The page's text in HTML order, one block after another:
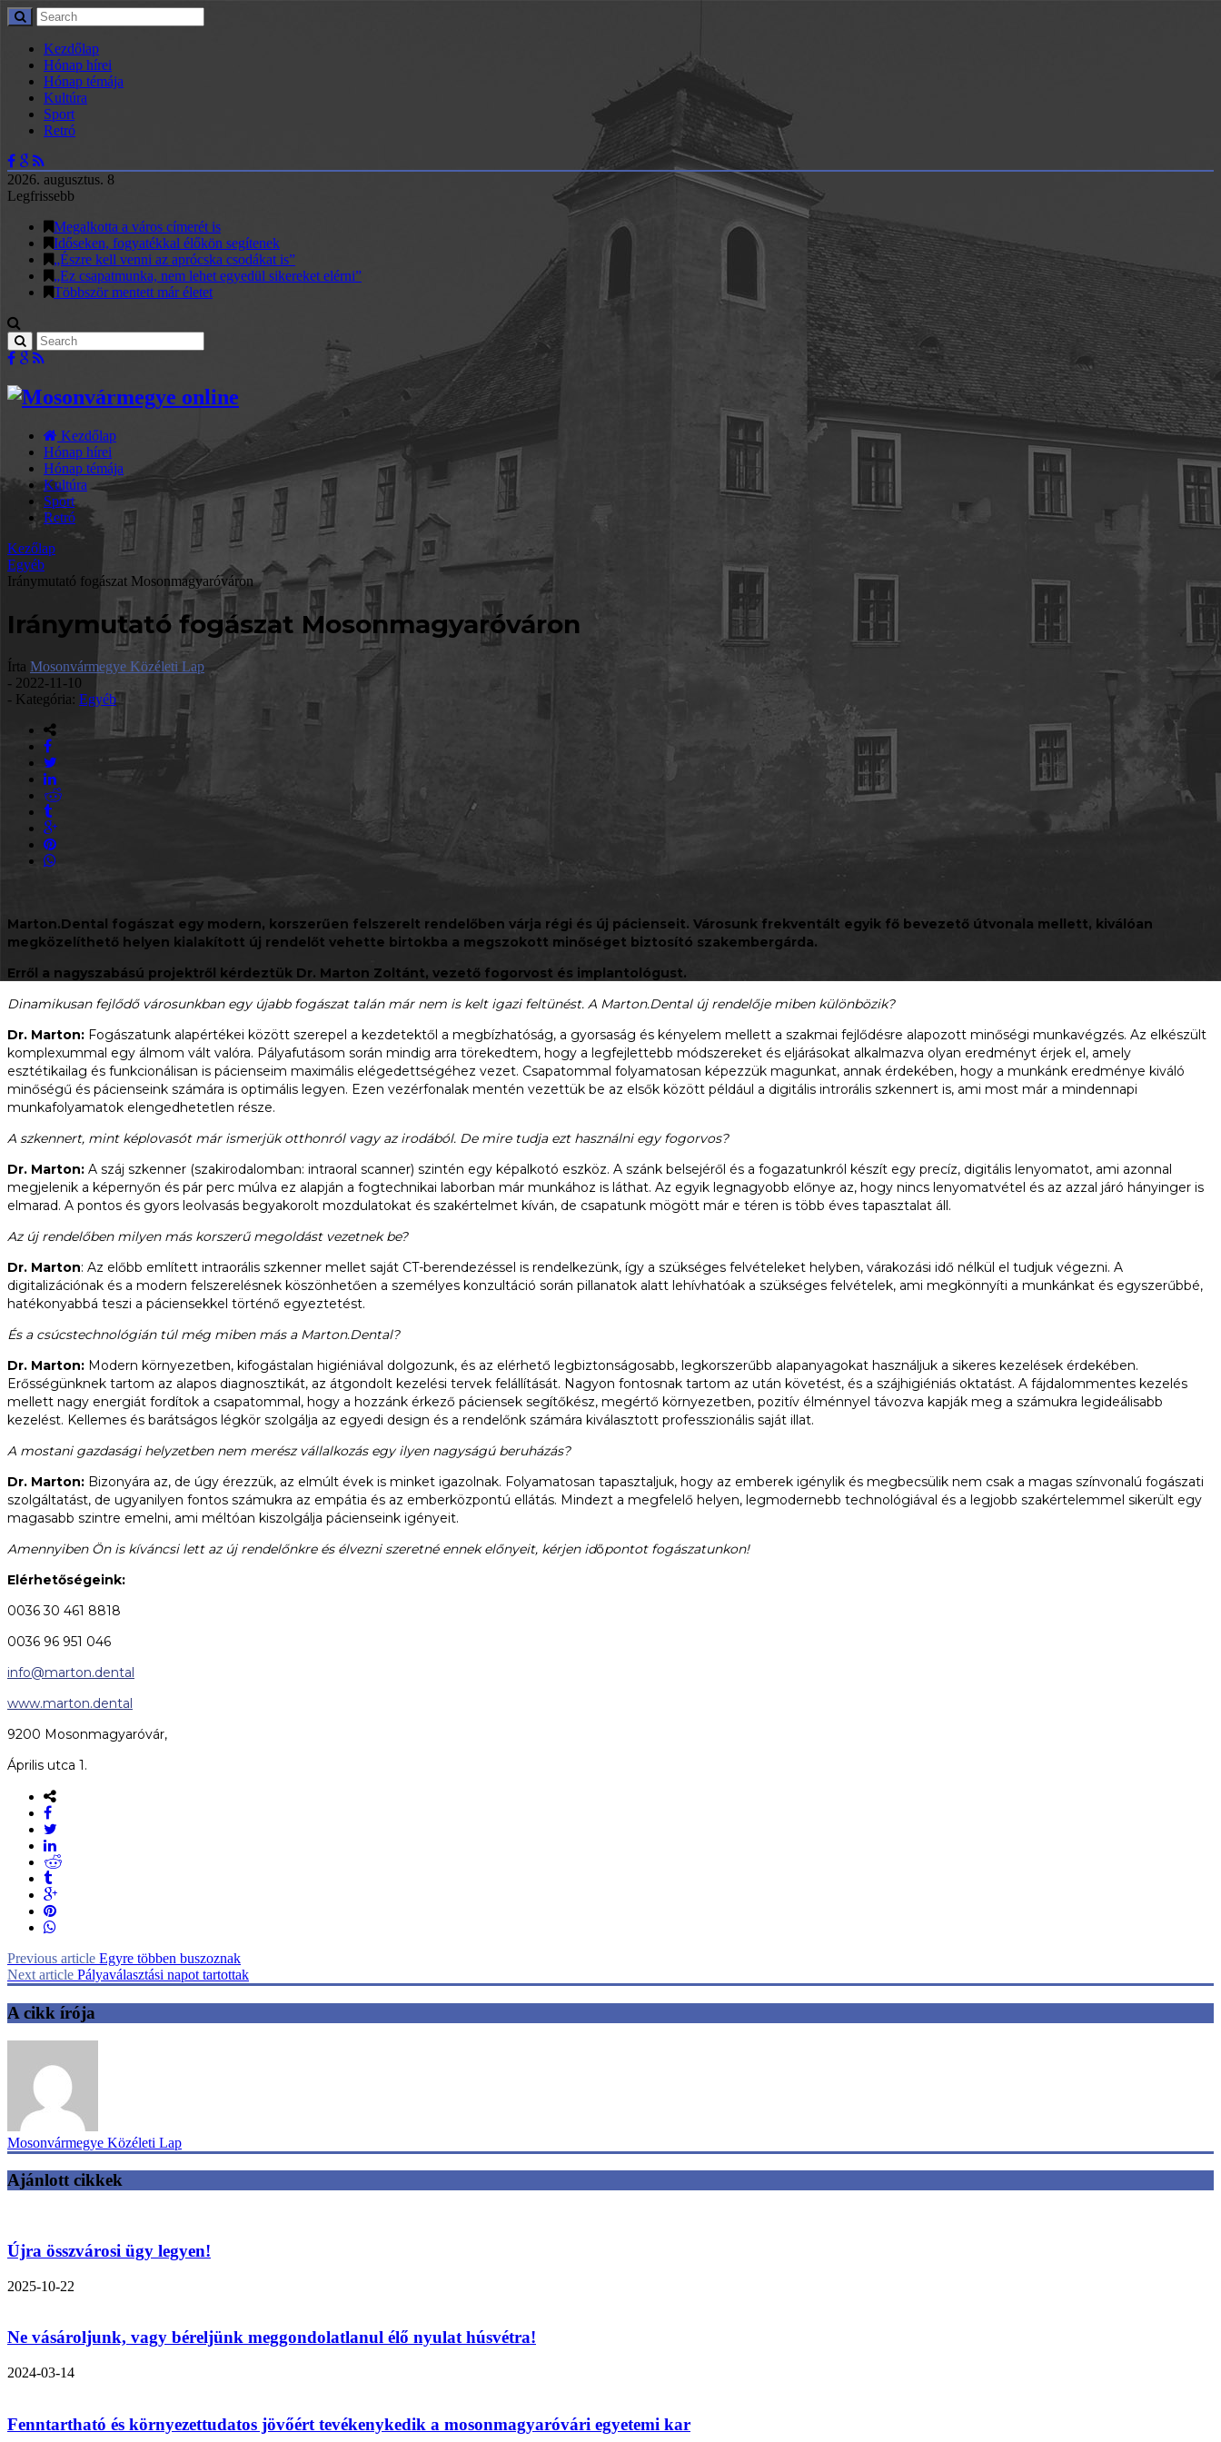
Kezdőlap
Hónap hírei
Hónap témája
Kultúra
Sport
Retró
2026. augusztus. 8
Legfrissebb
Megalkotta a város címerét is
Időseken, fogyatékkal élőkön segítenek
„Észre kell venni az aprócska csodákat is”
„Ez csapatmunka, nem lehet egyedül sikereket elérni”
Többször mentett már életet
Kezdőlap
Hónap hírei
Hónap témája
Kultúra
Sport
Retró
Kezőlap
Egyéb
Iránymutató fogászat Mosonmagyaróváron
Iránymutató fogászat Mosonmagyaróváron
Írta Mosonvármegye Közéleti Lap
- 2022-11-10
- Kategória: Egyéb
Marton.Dental fogászat egy modern, korszerűen felszerelt rendelőben várja régi és új pácienseit. Városunk frekventált egyik fő bevezető útvonala mellett, kiválóan
megközelíthető helyen kialakított új rendelőt vehette birtokba a megszokott minőséget biztosító szakembergárda.
Erről a nagyszabású projektről kérdeztük Dr. Marton Zoltánt, vezető fogorvost és implantológust.
Dinamikusan fejlődő városunkban egy újabb fogászat talán már nem is kelt igazi feltünést. A Marton.Dental új rendelője miben különbözik?
Dr. Marton: Fogászatunk alapértékei között szerepel a kezdetektől a megbízhatóság, a gyorsaság és kényelem mellett a szakmai fejlődésre alapozott minőségi munkavégzés. Az elkészült
komplexummal egy álmom vált valóra. Pályafutásom során mindig arra törekedtem, hogy a legfejlettebb módszereket és eljárásokat alkalmazva olyan eredményt érjek el, amely
esztétikailag és funkcionálisan is pácienseim maximális elégedettségéhez vezet. Csapatommal folyamatosan képezzük magunkat, annak érdekében, hogy a munkánk eredménye kiváló
minőségű és pácienseink számára is optimális legyen. Ezen vezérfonalak mentén vezettük be az elsők között például a digitális introrális szkennert is, ami most már a mindennapi
munkafolyamatok elengedhetetlen része.
A szkennert, mint képlovasót már ismerjük otthonról vagy az irodából. De mire tudja ezt használni egy fogorvos?
Dr. Marton: A száj szkenner (szakirodalomban: intraoral scanner) szintén egy képalkotó eszköz. A szánk belsejéről és a fogazatunkról készít egy precíz, digitális lenyomatot, ami azonnal
megjelenik a képernyőn és pár perc múlva ez alapján a fogtechnikai laborban már munkához is láthat. Az egyik legnagyobb előnye az, hogy nincs lenyomatvétel és az azzal járó hányinger is
elmarad. A pontos és gyors leolvasás begyakorolt mozdulatokat és szakértelmet kíván, de csapatunk mögött már e téren is több éves tapasztalat áll.
Az új rendelőben milyen más korszerű megoldást vezetnek be?
Dr. Marton: Az előbb említett intraorális szkenner mellet saját CT-berendezéssel is rendelkezünk, így a szükséges felvételeket helyben, várakozási idő nélkül el tudjuk végezni. A
digitalizációnak és a modern felszerelésnek köszönhetően a személyes konzultáció során pillanatok alatt lehívhatóak a szükséges felvételek, ami megkönnyíti a munkánkat és egyszerűbbé,
hatékonyabbá teszi a páciensekkel történő egyeztetést.
És a csúcstechnológián túl még miben más a Marton.Dental?
Dr. Marton: Modern környezetben, kifogástalan higiéniával dolgozunk, és az elérhető legbiztonságosabb, legkorszerűbb alapanyagokat használjuk a sikeres kezelések érdekében.
Erősségünknek tartom az alapos diagnosztikát, az átgondolt kezelési tervek felállítását. Nagyon fontosnak tartom az után követést, és a szájhigiéniás oktatást. A fájdalommentes kezelés
mellett nagy energiát fordítok a csapatommal, hogy a hozzánk érkező páciensek segítőkész, megértő környezetben, pozitív élménnyel távozva kapják meg a számukra legideálisabb
kezelést. Kellemes és barátságos légkör szolgálja az egyedi design és a rendelőnk számára kiválasztott professzionális saját illat.
A mostani gazdasági helyzetben nem merész vállalkozás egy ilyen nagyságú beruházás?
Dr. Marton: Bizonyára az, de úgy érezzük, az elmúlt évek is minket igazolnak. Folyamatosan tapasztaljuk, hogy az emberek igénylik és megbecsülik nem csak a magas színvonalú fogászati
szolgáltatást, de ugyanilyen fontos számukra az empátia és az emberközpontú ellátás. Mindezt a megfelelő helyen, legmodernebb technológiával és a legjobb szakértelemmel sikerült egy
magasabb szintre emelni, ami méltóan kiszolgálja pácienseink igényeit.
Amennyiben Ön is kíváncsi lett az új rendelőnkre és élvezni szeretné ennek előnyeit, kérjen időpontot fogászatunkon!
Elérhetőségeink:
0036 30 461 8818
0036 96 951 046
info@marton.dental
www.marton.dental
9200 Mosonmagyaróvár,
Április utca 1.
Previous article Egyre többen buszoznak
Next article Pályaválasztási napot tartottak
A cikk írója
Mosonvármegye Közéleti Lap
Ajánlott cikkek
Újra összvárosi ügy legyen!
2025-10-22
Ne vásároljunk, vagy béreljünk meggondolatlanul élő nyulat húsvétra!
2024-03-14
Fenntartható és környezettudatos jövőért tevékenykedik a mosonmagyaróvári egyetemi kar